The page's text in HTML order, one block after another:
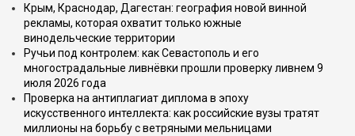
Крым, Краснодар, Дагестан: география новой винной
рекламы, которая охватит только южные
винодельческие территории
Ручьи под контролем: как Севастополь и его
многострадальные ливнёвки прошли проверку ливнем 9
июля 2026 года
Проверка на антиплагиат диплома в эпоху
искусственного интеллекта: как российские вузы тратят
миллионы на борьбу с ветряными мельницами